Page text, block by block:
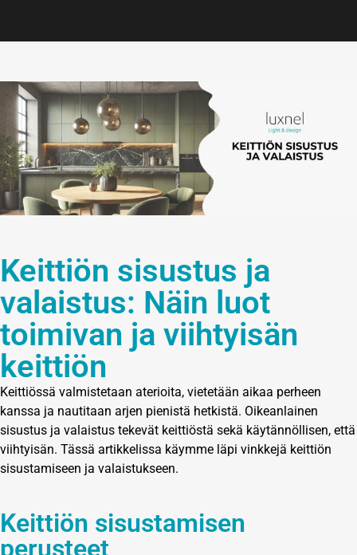
Keittiön sisustus ja
valaistus: Näin luot
toimivan ja viihtyisän
keittiön
Keittiössä valmistetaan aterioita, vietetään aikaa perheen
kanssa ja nautitaan arjen pienistä hetkistä. Oikeanlainen
sisustus ja valaistus tekevät keittiöstä sekä käytännöllisen, että
viihtyisän. Tässä artikkelissa käymme läpi vinkkejä keittiön
sisustamiseen ja valaistukseen.
Keittiön sisustamisen
perusteet